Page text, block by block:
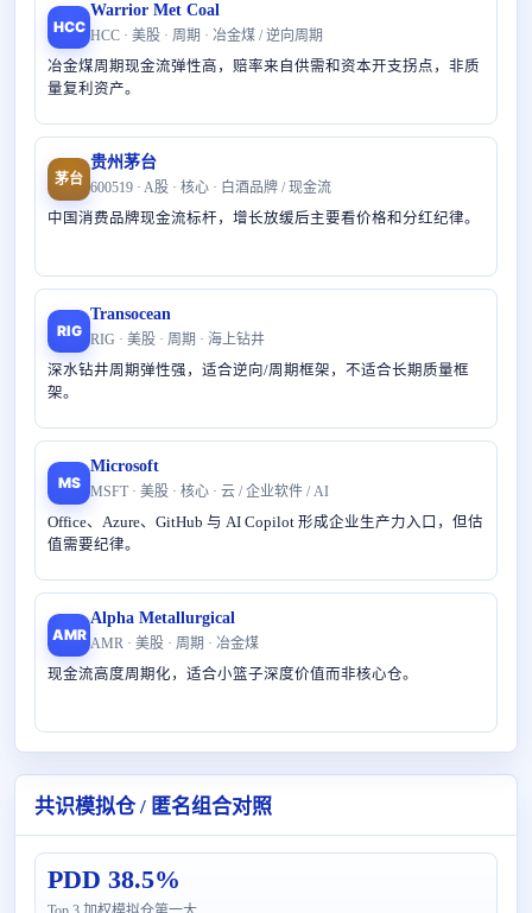
HCC
Warrior Met Coal
HCC · 美股 · 周期 · 冶金煤 / 逆向周期
冶金煤周期现金流弹性高，赔率来自供需和资本开支拐点，非质
量复利资产。
茅台
贵州茅台
600519 · A股 · 核心 · 白酒品牌 / 现金流
中国消费品牌现金流标杆，增长放缓后主要看价格和分红纪律。
RIG
Transocean
RIG · 美股 · 周期 · 海上钻井
深水钻井周期弹性强，适合逆向/周期框架，不适合长期质量框
架。
MS
Microsoft
MSFT · 美股 · 核心 · 云 / 企业软件 / AI
Office、Azure、GitHub 与 AI Copilot 形成企业生产力入口，但估
值需要纪律。
AMR
Alpha Metallurgical
AMR · 美股 · 周期 · 冶金煤
现金流高度周期化，适合小篮子深度价值而非核心仓。
共识模拟仓 / 匿名组合对照
PDD 38.5%